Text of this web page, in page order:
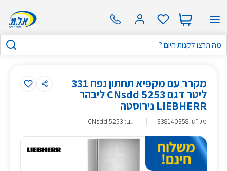
מקרר עם מקפיא תחתון נפח 331
ליטר דגם CNsdd 5253 ליבהר
LIEBHERR נירוסטה
מק״ט:
338140358 דגם: CNsdd 5253